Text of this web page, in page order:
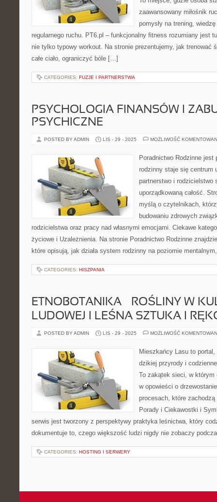
zaawansowany miłośnik
pomysły na trening,
regularnego ruchu. PT6.pl – funkcjonalny fitness rozumiany jest
nie tylko typowy workout. Na stronie prezentujemy, jak trenować
całe ciało, ograniczyć bóle […]
CATEGORIES: FUZJE I PARTNERSTWA
PSYCHOLOGIA FINANSÓW I
PSYCHICZNE
POSTED BY ADMIN LIS - 29 - 2025 MOŻLIWOŚĆ
Poradnictwo Rodzinne
rodzinny staje się centrum
partnerstwo i rodzicielstwo
uporządkowaną całość.
myślą o czytelnikach,
budowaniu zdrowych
rodzicielstwa oraz pracy nad własnymi emocjami. Ciekawe
życiowe i Uzależnienia. Na stronie Poradnictwo Rodzinne
które opisują, jak działa system rodzinny na poziomie
CATEGORIES: HISZPANIA
ETNOBOTANIKA – ROŚLINY W
LUDOWEJ I LEŚNA SZTUKA I
POSTED BY ADMIN LIS - 29 - 2025 MOŻLIWOŚĆ
Mieszkańcy Lasu to
dzikiej przyrody i
To zakątek sieci, w
w opowieści o
procesach, które
Porady i Ciekawostki i
serwis jest tworzony z perspektywy praktyka leśnictwa, który
dokumentuje to, czego większość ludzi nigdy nie zobaczy
CATEGORIES: HOSTING I SERWERY